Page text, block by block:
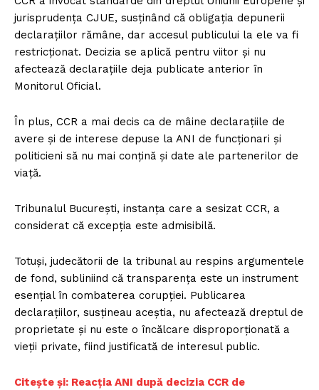
jurisprudența CJUE, susținând că obligația depunerii
declarațiilor rămâne, dar accesul publicului la ele va fi
restricționat. Decizia se aplică pentru viitor și nu
afectează declarațiile deja publicate anterior în
Monitorul Oficial.
În plus, CCR a mai decis ca de mâine declarațiile de
avere și de interese depuse la ANI de funcționari și
politicieni să nu mai conțină și date ale partenerilor de
viață.
Tribunalul București, instanța care a sesizat CCR, a
considerat că excepția este admisibilă.
Totuși, judecătorii de la tribunal au respins argumentele
de fond, subliniind că transparența este un instrument
esențial în combaterea corupției. Publicarea
declarațiilor, susțineau aceștia, nu afectează dreptul de
proprietate și nu este o încălcare disproporționată a
vieții private, fiind justificată de interesul public.
Citește și: Reacția ANI după decizia CCR de